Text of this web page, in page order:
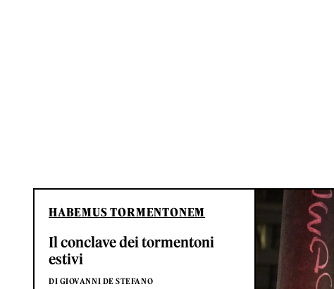
HABEMUS TORMENTONEM
Il conclave dei tormentoni
estivi
DI GIOVANNI DE STEFANO